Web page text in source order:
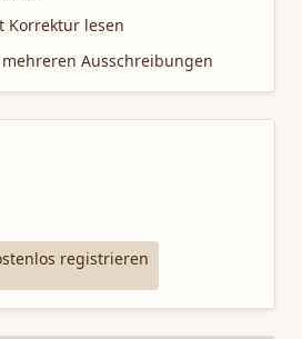
Korrektur lesen
Ausschreibungen
registrieren